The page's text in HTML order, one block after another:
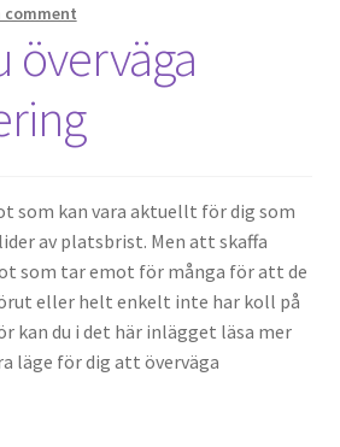
comment
överväga
som kan vara aktuellt för dig som
av platsbrist. Men att skaffa
som tar emot för många för att de
eller helt enkelt inte har koll på
kan du i det här inlägget läsa mer
läge för dig att överväga